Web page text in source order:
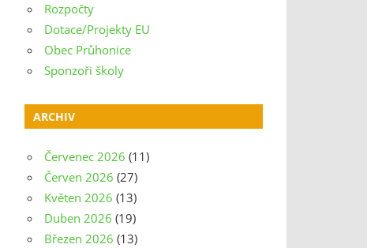
Rozpočty
Dotace/Projekty EU
Obec Průhonice
Sponzoři školy
ARCHIV
Červenec 2026 (11)
Červen 2026 (27)
Květen 2026 (13)
Duben 2026 (19)
Březen 2026 (13)